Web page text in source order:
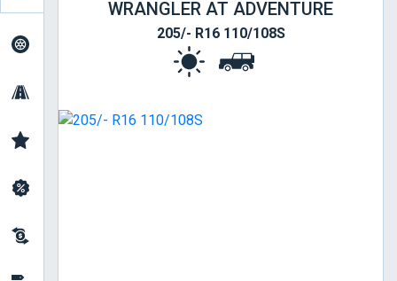
WRANGLER AT ADVENTURE
205/- R16 110/108S